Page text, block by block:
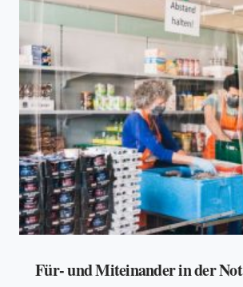
Für- und Miteinander in der Not